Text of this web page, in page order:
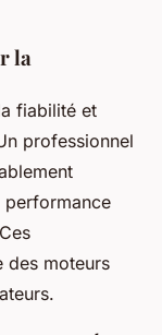
la
fiabilité et
professionnel
performance
des moteurs